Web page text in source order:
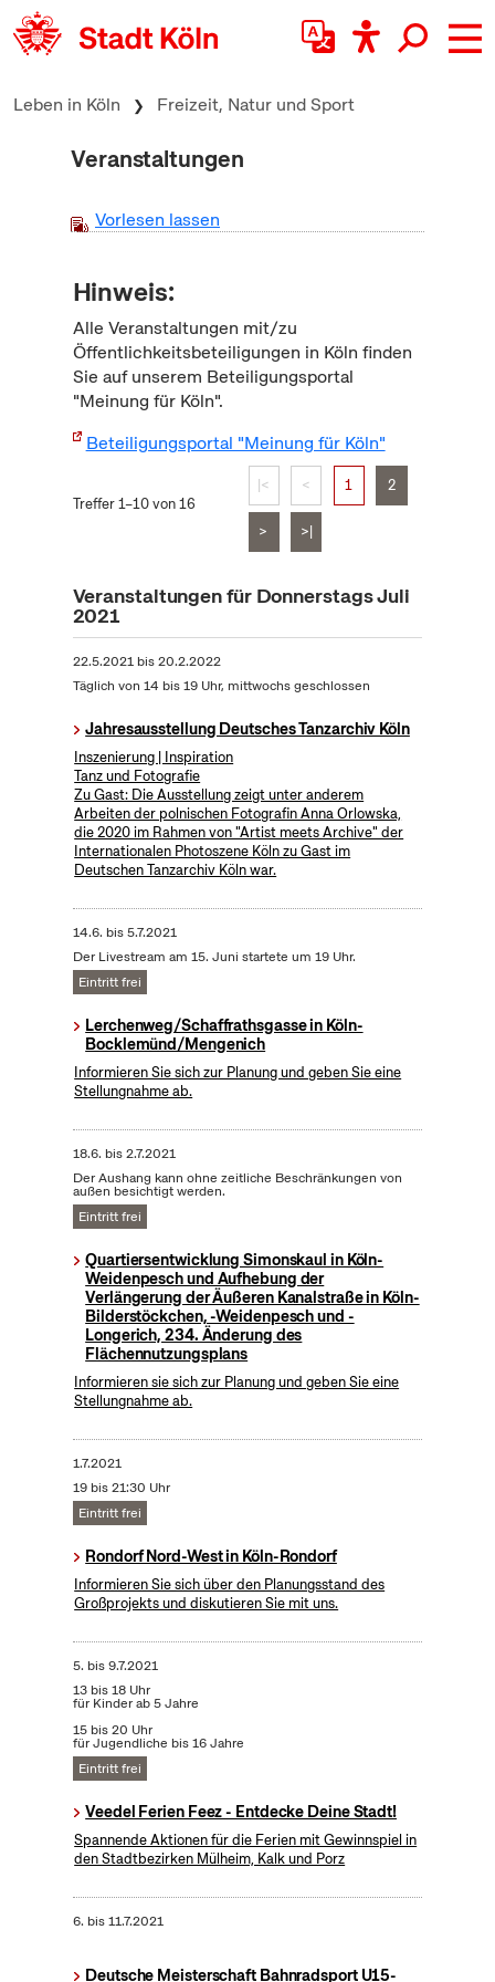
zum Inhalt springen
Leben in Köln Freizeit, Natur und Sport
Veranstaltungen
Vorlesen lassen
Hinweis:
Alle Veranstaltungen mit/zu
Öffentlichkeitsbeteiligungen in Köln finden
Sie auf unserem Beteiligungsportal
"Meinung für Köln".
Beteiligungsportal "Meinung für Köln"
Treffer 1–10 von 16
|< < 1 2
> >|
Veranstaltungen für Donnerstags Juli
2021
22.5.2021bis20.2.2022
Täglich von 14 bis 19 Uhr, mittwochs geschlossen
Jahresausstellung Deutsches Tanzarchiv Köln
Inszenierung | Inspiration
Tanz und Fotografie
Zu Gast: Die Ausstellung zeigt unter anderem
Arbeiten der polnischen Fotografin Anna Orlowska,
die 2020 im Rahmen von "Artist meets Archive" der
Internationalen Photoszene Köln zu Gast im
Deutschen Tanzarchiv Köln war.
14.6. bis5.7.2021
Der Livestream am 15. Juni startete um 19 Uhr.
Eintritt frei
Lerchenweg/Schaffrathsgasse in Köln-
Bocklemünd/Mengenich
Informieren Sie sich zur Planung und geben Sie eine
Stellungnahme ab.
18.6. bis2.7.2021
Der Aushang kann ohne zeitliche Beschränkungen von
außen besichtigt werden.
Eintritt frei
Quartiersentwicklung Simonskaul in Köln-
Weidenpesch und Aufhebung der
Verlängerung der Äußeren Kanalstraße in Köln-
Bilderstöckchen, -Weidenpesch und -
Longerich, 234. Änderung des
Flächennutzungsplans
Informieren sie sich zur Planung und geben Sie eine
Stellungnahme ab.
1.7.2021
19 bis 21:30 Uhr
Eintritt frei
Rondorf Nord-West in Köln-Rondorf
Informieren Sie sich über den Planungsstand des
Großprojekts und diskutieren Sie mit uns.
5. bis9.7.2021
13 bis 18 Uhr
für Kinder ab 5 Jahre
15 bis 20 Uhr
für Jugendliche bis 16 Jahre
Eintritt frei
Veedel Ferien Feez - Entdecke Deine Stadt!
Spannende Aktionen für die Ferien mit Gewinnspiel in
den Stadtbezirken Mülheim, Kalk und Porz
6. bis11.7.2021
Deutsche Meisterschaft Bahnradsport U15-